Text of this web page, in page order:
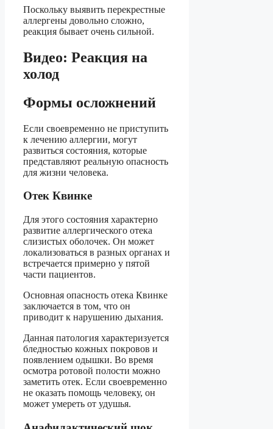
Поскольку выявить перекрестные
аллергены довольно сложно,
реакция бывает очень сильной.
Видео: Реакция на
холод
Формы осложнений
Если своевременно не приступить
к лечению аллергии, могут
развиться состояния, которые
представляют реальную опасность
для жизни человека.
Отек Квинке
Для этого состояния характерно
развитие аллергического отека
слизистых оболочек. Он может
локализоваться в разных органах и
встречается примерно у пятой
части пациентов.
Основная опасность отека Квинке
заключается в том, что он
приводит к нарушению дыхания.
Данная патология характеризуется
бледностью кожных покровов и
появлением одышки. Во время
осмотра ротовой полости можно
заметить отек. Если своевременно
не оказать помощь человеку, он
может умереть от удушья.